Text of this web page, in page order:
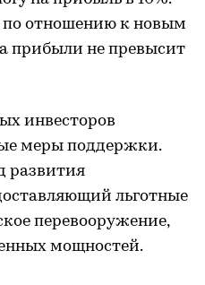
по отношению к новым
прибыли не превысит
инвесторов
меры поддержки.
развития
льготные
перевооружение,
мощностей.